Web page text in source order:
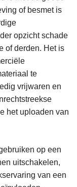
of besmet is
opzicht schade
of derden. Het is
te
vrijwaren en
het uploaden van
op een
uitschakelen,
van een